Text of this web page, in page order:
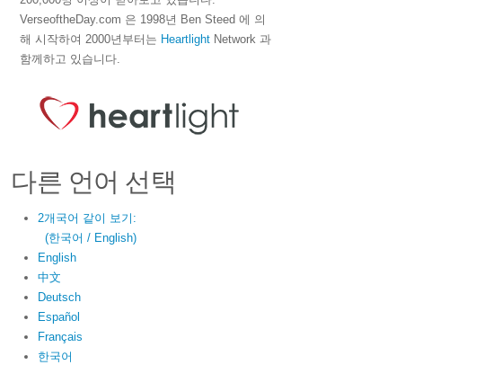
VerseoftheDay.com 은 1998년 Ben Steed 에 의
해 시작하여 2000년부터는 Heartlight Network 과
함께하고 있습니다.
다른 언어 선택
2개국어 같이 보기:
(한국어 / English)
English
中文
Deutsch
Español
Français
한국어